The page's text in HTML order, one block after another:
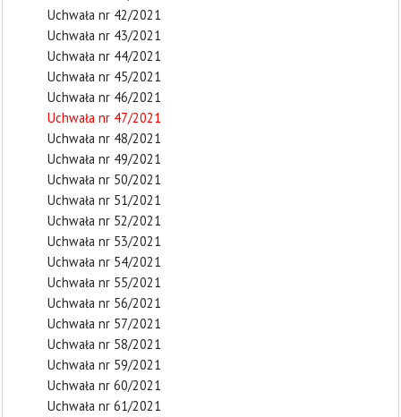
Uchwała nr 42/2021
Uchwała nr 43/2021
Uchwała nr 44/2021
Uchwała nr 45/2021
Uchwała nr 46/2021
Uchwała nr 47/2021
Uchwała nr 48/2021
Uchwała nr 49/2021
Uchwała nr 50/2021
Uchwała nr 51/2021
Uchwała nr 52/2021
Uchwała nr 53/2021
Uchwała nr 54/2021
Uchwała nr 55/2021
Uchwała nr 56/2021
Uchwała nr 57/2021
Uchwała nr 58/2021
Uchwała nr 59/2021
Uchwała nr 60/2021
Uchwała nr 61/2021